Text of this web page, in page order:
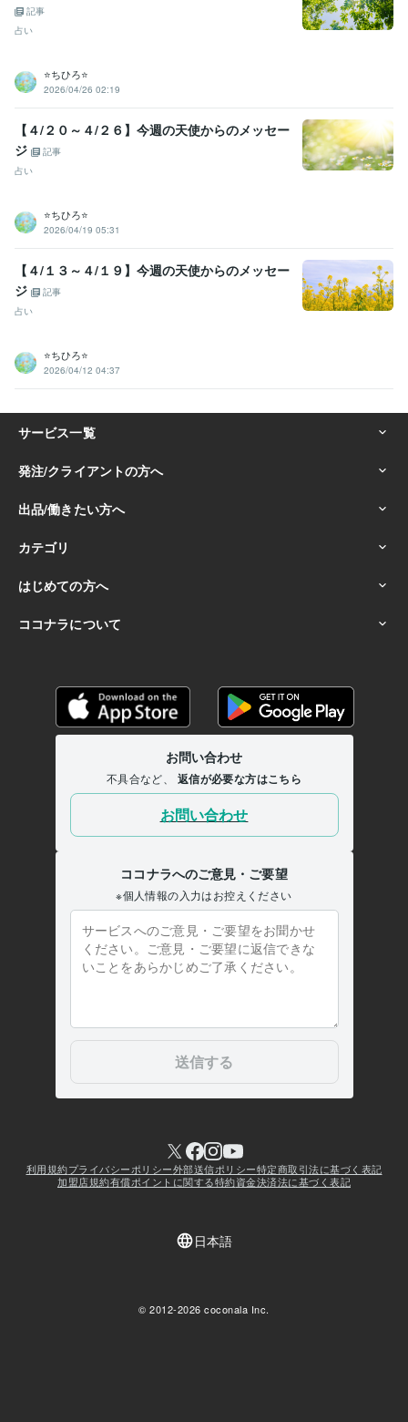
記事
占い
⭐️ちひろ⭐️
2026/04/26 02:19
【４/２０～４/２６】今週の天使からのメッセー
ジ
記事
占い
⭐️ちひろ⭐️
2026/04/19 05:31
【４/１３～４/１９】今週の天使からのメッセー
ジ
記事
占い
⭐️ちひろ⭐️
2026/04/12 04:37